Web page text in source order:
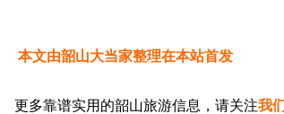
本文由韶山大当家整理在本站首发
更多靠谱实用的韶山旅游信息，请关注我们